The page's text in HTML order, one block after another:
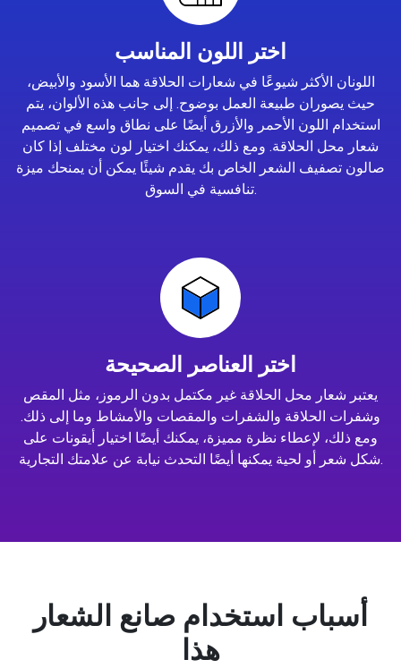
اختر اللون المناسب
اللونان الأكثر شيوعًا في شعارات الحلاقة هما الأسود والأبيض،
حيث يصوران طبيعة العمل بوضوح. إلى جانب هذه الألوان، يتم
استخدام اللون الأحمر والأزرق أيضًا على نطاق واسع في تصميم
شعار محل الحلاقة. ومع ذلك، يمكنك اختيار لون مختلف إذا كان
صالون تصفيف الشعر الخاص بك يقدم شيئًا يمكن أن يمنحك ميزة
تنافسية في السوق.
اختر العناصر الصحيحة
يعتبر شعار محل الحلاقة غير مكتمل بدون الرموز، مثل المقص
وشفرات الحلاقة والشفرات والمقصات والأمشاط وما إلى ذلك.
ومع ذلك، لإعطاء نظرة مميزة، يمكنك أيضًا اختيار أيقونات على
شكل شعر أو لحية يمكنها أيضًا التحدث نيابة عن علامتك التجارية.
أسباب استخدام صانع الشعار
هذا